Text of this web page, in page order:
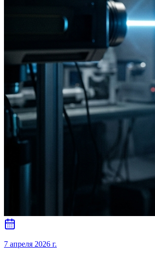
7 апреля 2026 г.